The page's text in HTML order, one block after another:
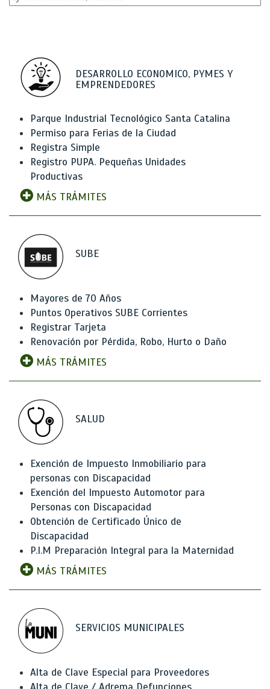
DESARROLLO ECONOMICO, PYMES Y
EMPRENDEDORES
Parque Industrial Tecnológico Santa Catalina
Permiso para Ferias de la Ciudad
Registra Simple
Registro PUPA. Pequeñas Unidades
Productivas
MÁS TRÁMITES
SUBE
Mayores de 70 Años
Puntos Operativos SUBE Corrientes
Registrar Tarjeta
Renovación por Pérdida, Robo, Hurto o Daño
MÁS TRÁMITES
SALUD
Exención de Impuesto Inmobiliario para
personas con Discapacidad
Exención del Impuesto Automotor para
Personas con Discapacidad
Obtención de Certificado Único de
Discapacidad
P.I.M Preparación Integral para la Maternidad
MÁS TRÁMITES
SERVICIOS MUNICIPALES
Alta de Clave Especial para Proveedores